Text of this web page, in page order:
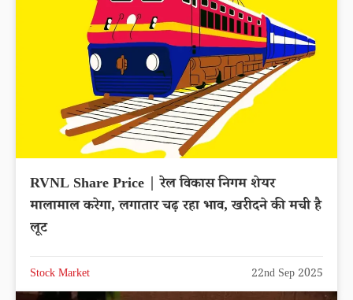
RVNL Share Price | रेल विकास निगम शेयर
मालामाल करेगा, लगातार चढ़ रहा भाव, खरीदने की मची है
लूट
Stock Market 22nd Sep 2025